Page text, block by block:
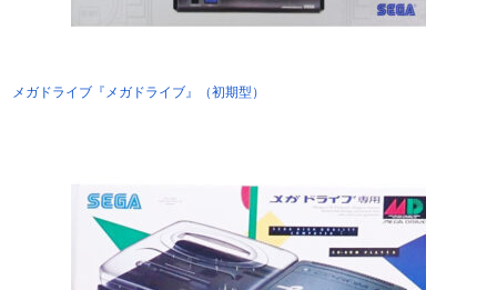
メガドライブ『メガドライブ』（初期型）